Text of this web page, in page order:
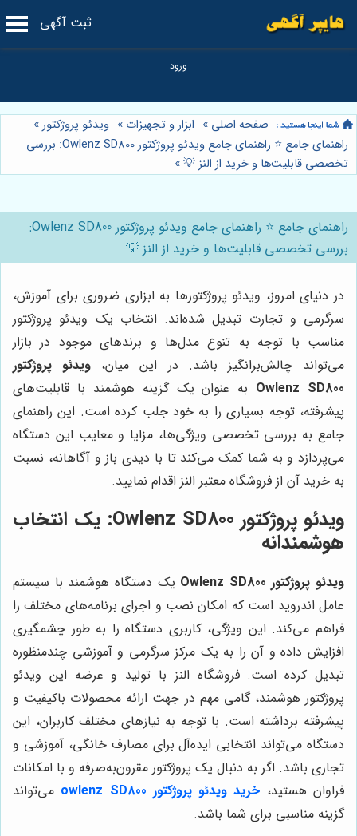
ثبت آگهی
صفحه اصلی » ابزار و تجهیزات » ویدئو پروژکتور»
راهنمای جامع ⭐️ راهنمای جامع ویدئو پروژکتور Owlenz SD800: بررسی
تخصصی قابلیت‌ها و خرید از النز 💡»
راهنمای جامع ⭐️ راهنمای جامع ویدئو پروژکتور Owlenz SD800:
بررسی تخصصی قابلیت‌ها و خرید از النز 💡
در دنیای امروز، ویدئو پروژکتورها به ابزاری ضروری برای آموزش،
سرگرمی و تجارت تبدیل شده‌اند. انتخاب یک ویدئو پروژکتور
مناسب با توجه به تنوع مدل‌ها و برندهای موجود در بازار
می‌تواند چالش‌برانگیز باشد. در این میان، ویدئو پروژکتور
Owlenz SD800 به عنوان یک گزینه هوشمند با قابلیت‌های
پیشرفته، توجه بسیاری را به خود جلب کرده است. این راهنمای
جامع به بررسی تخصصی ویژگی‌ها، مزایا و معایب این دستگاه
می‌پردازد و به شما کمک می‌کند تا با دیدی باز و آگاهانه، نسبت
به خرید آن از فروشگاه معتبر النز اقدام نمایید.
ویدئو پروژکتور Owlenz SD800: یک انتخاب
هوشمندانه
ویدئو پروژکتور Owlenz SD800
یک دستگاه هوشمند با سیستم
عامل اندروید است که امکان نصب و اجرای برنامه‌های مختلف را
فراهم می‌کند. این ویژگی، کاربری دستگاه را به طور چشمگیری
افزایش داده و آن را به یک مرکز سرگرمی و آموزشی چندمنظوره
تبدیل کرده است. فروشگاه النز با تولید و عرضه این ویدئو
پروژکتور هوشمند، گامی مهم در جهت ارائه محصولات باکیفیت و
پیشرفته برداشته است. با توجه به نیازهای مختلف کاربران، این
دستگاه می‌تواند انتخابی ایده‌آل برای مصارف خانگی، آموزشی و
تجاری باشد. اگر به دنبال یک پروژکتور مقرون‌به‌صرفه و با امکانات
فراوان هستید، خرید ویدئو پروژکتور owlenz SD800
می‌تواند
گزینه مناسبی برای شما باشد.